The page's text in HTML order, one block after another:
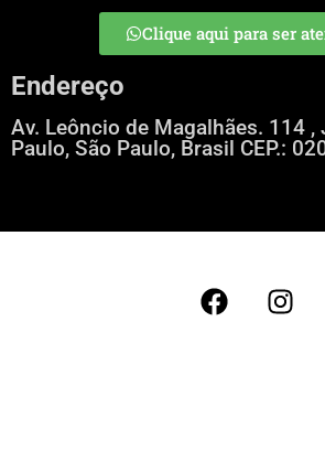
Clique aqui para ser
Endereço
Av. Leôncio de Magalhães. 114 ,
Paulo, São Paulo, Brasil CEP.: